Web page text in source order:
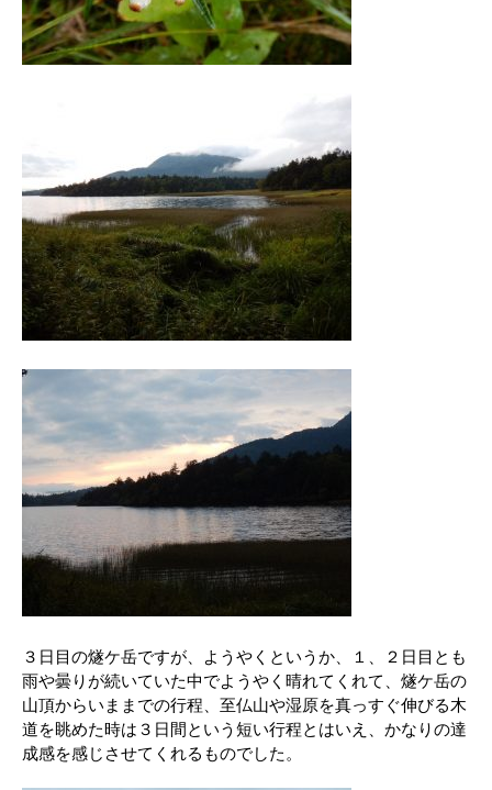
３日目の燧ケ岳ですが、ようやくというか、１、２日目とも
雨や曇りが続いていた中でようやく晴れてくれて、燧ケ岳の
山頂からいままでの行程、至仏山や湿原を真っすぐ伸びる木
道を眺めた時は３日間という短い行程とはいえ、かなりの達
成感を感じさせてくれるものでした。